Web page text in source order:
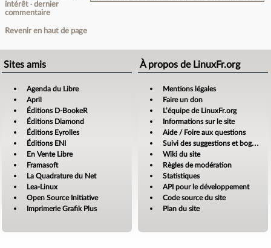
intérêt
dernier
commentaire
Revenir en haut de page
Sites amis
Agenda du Libre
April
Éditions D-BookeR
Éditions Diamond
Éditions Eyrolles
Éditions ENI
En Vente Libre
Framasoft
La Quadrature du Net
Lea-Linux
Open Source Initiative
Imprimerie Grafik Plus
À propos de LinuxFr.org
Mentions légales
Faire un don
L’équipe de LinuxFr.org
Informations sur le site
Aide / Foire aux questions
Suivi des suggestions et bogues
Wiki du site
Règles de modération
Statistiques
API pour le développement
Code source du site
Plan du site